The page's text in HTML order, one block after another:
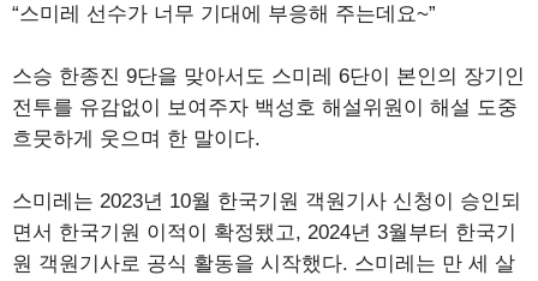
“스미레 선수가 너무 기대에 부응해 주는데요~”
스승 한종진 9단을 맞아서도 스미레 6단이 본인의 장기인
전투를 유감없이 보여주자 백성호 해설위원이 해설 도중
흐뭇하게 웃으며 한 말이다.
스미레는 2023년 10월 한국기원 객원기사 신청이 승인되
면서 한국기원 이적이 확정됐고, 2024년 3월부터 한국기
원 객원기사로 공식 활동을 시작했다. 스미레는 만 세 살